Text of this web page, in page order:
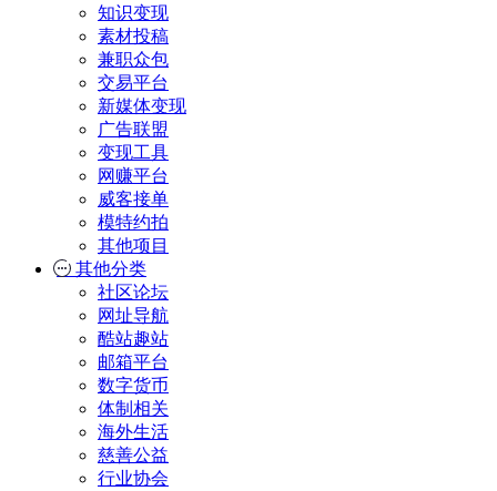
知识变现
素材投稿
兼职众包
交易平台
新媒体变现
广告联盟
变现工具
网赚平台
威客接单
模特约拍
其他项目
其他分类
社区论坛
网址导航
酷站趣站
邮箱平台
数字货币
体制相关
海外生活
慈善公益
行业协会